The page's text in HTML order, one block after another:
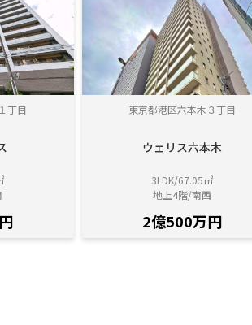
丁目 東京都港区六本木３丁目
ウェリス六本木
3LDK/67.05㎡
地上4階/南西
2億500万円